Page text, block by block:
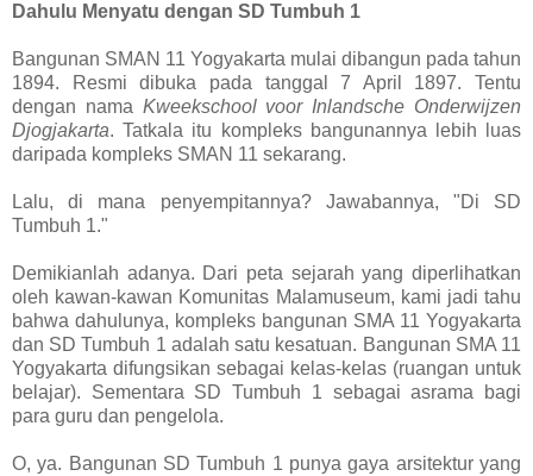
Dahulu Menyatu dengan SD Tumbuh 1
Bangunan SMAN 11 Yogyakarta mulai dibangun pada tahun
1894. Resmi dibuka pada tanggal 7 April 1897. Tentu
dengan nama Kweekschool voor Inlandsche Onderwijzen
Djogjakarta. Tatkala itu kompleks bangunannya lebih luas
daripada kompleks SMAN 11 sekarang.
Lalu, di mana penyempitannya? Jawabannya, "Di SD
Tumbuh 1."
Demikianlah adanya. Dari peta sejarah yang diperlihatkan
oleh kawan-kawan Komunitas Malamuseum, kami jadi tahu
bahwa dahulunya, kompleks bangunan SMA 11 Yogyakarta
dan SD Tumbuh 1 adalah satu kesatuan. Bangunan SMA 11
Yogyakarta difungsikan sebagai kelas-kelas (ruangan untuk
belajar). Sementara SD Tumbuh 1 sebagai asrama bagi
para guru dan pengelola.
O, ya. Bangunan SD Tumbuh 1 punya gaya arsitektur yang